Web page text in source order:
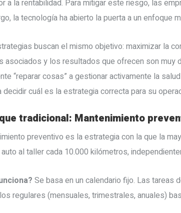
a la rentabilidad. Para mitigar este riesgo, las
la tecnología ha abierto la puerta a un enfoque
buscan el mismo objetivo: maximizar la
asociados y los resultados que ofrecen son muy
“reparar cosas” a gestionar activamente la
decidir cuál es la estrategia correcta para su
tradicional: Mantenimiento
preventivo es la estrategia con la que la
al taller cada 10.000 kilómetros,
Se basa en un calendario fijo. Las tareas
regulares (mensuales, trimestrales, anuales)